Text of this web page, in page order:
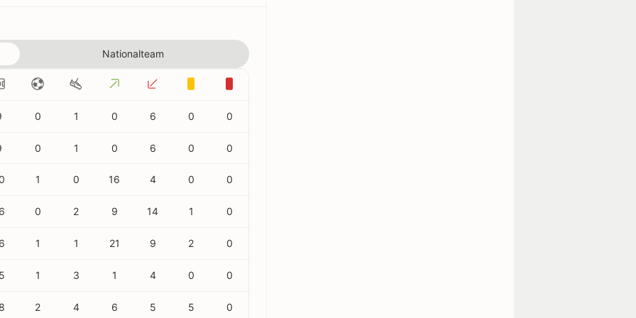
Nationalteam
0 1 0 6 0 0
0 1 0 6 0 0
1 0 16 4 0 0
0 2 9 14 1 0
1 1 21 9 2 0
1 3 1 4 0 0
2 4 6 5 5 0